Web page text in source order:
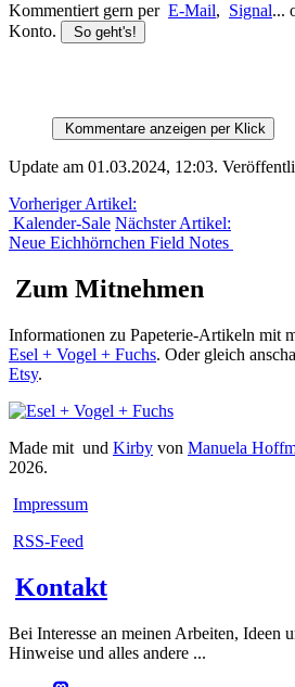
Kommentiert gern per E-Mail, Signal...
Konto.
So geht's!
Kommentare anzeigen per Klick
Update am 01.03.2024, 12:03.
Vorheriger Artikel:
Kalender-Sale Nächster Artikel:
Neue Eichhörnchen Field Notes
Zum Mitnehmen
Informationen zu Papeterie-Artikeln mit
Esel + Vogel + Fuchs. Oder gleich
Etsy.
Made mit und Kirby von Manuela
2026.
Impressum
RSS-Feed
Kontakt
Bei Interesse an meinen Arbeiten, Ideen
Hinweise und alles andere ...